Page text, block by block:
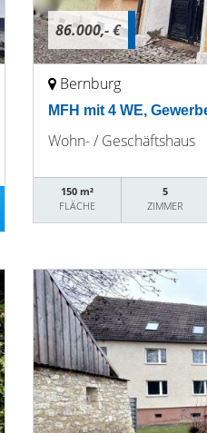
86.000,- €
Bernburg
MFH mit 4 WE,
Wohn- / Geschäftshaus
150 m²
FLÄCHE
5
ZIMMER